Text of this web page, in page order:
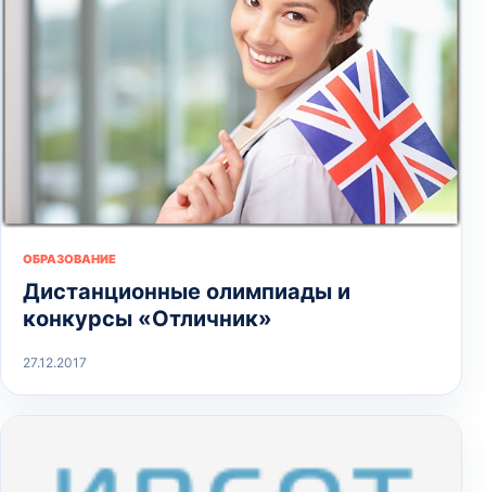
ОБРАЗОВАНИЕ
Дистанционные олимпиады и
конкурсы «Отличник»
27.12.2017